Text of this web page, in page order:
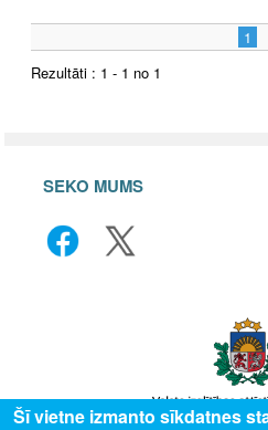
1
Rezultāti : 1 - 1 no 1
SEKO MUMS
Šī vietne izmanto sīkdatnes